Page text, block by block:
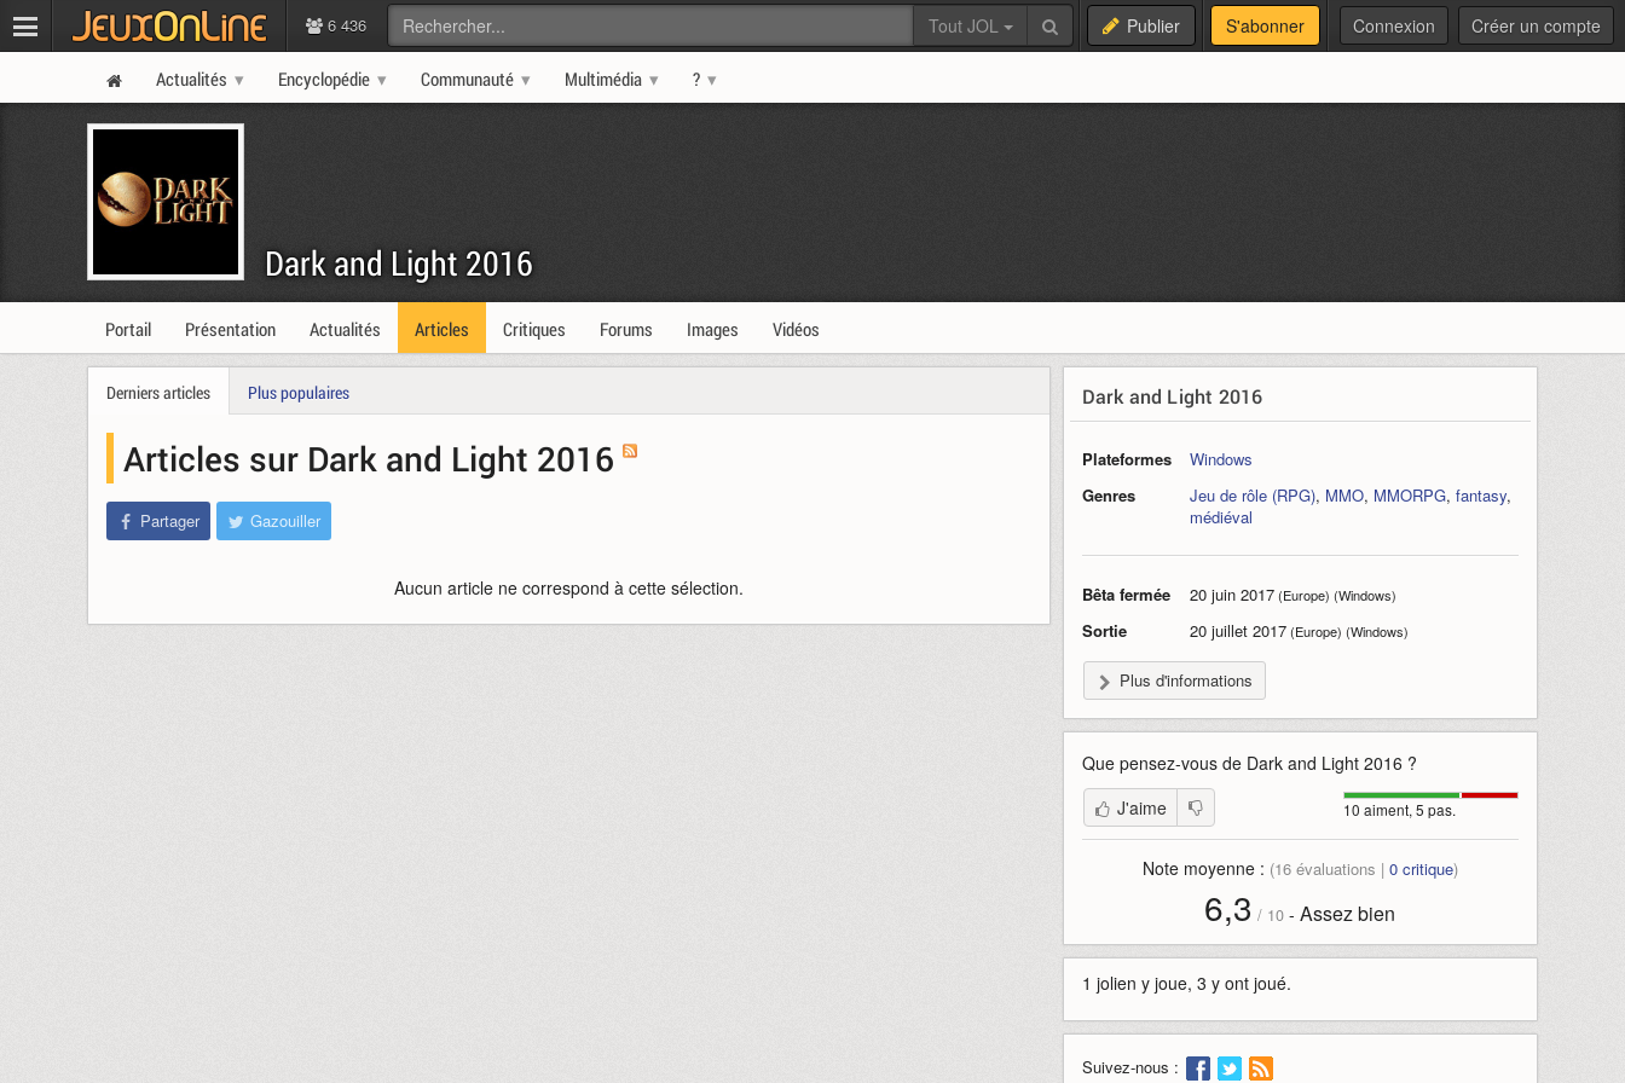
6 436 Tout JOL Publier S'abonner Connexion Créer un compte
Actualités Encyclopédie Communauté Multimédia ?
Dark and Light 2016
Portail Présentation Actualités Articles Critiques Forums Images Vidéos
Derniers articles Plus populaires
Articles sur Dark and Light 2016
Partager Gazouiller
Aucun article ne correspond à cette sélection.
Dark and Light 2016
Plateformes
Windows
Genres
Jeu de rôle (RPG), MMO, MMORPG, fantasy,
médiéval
Bêta fermée 20 juin 2017(Europe) (Windows)
Sortie 20 juillet 2017(Europe) (Windows)
Plus d'informations
Que pensez-vous de Dark and Light 2016 ?
10 aiment, 5 pas.
J'aime
Note moyenne : (16évaluations | 0critique)
6,3 / 10 -Assez bien
1 jolien y joue, 3 y ont joué.
Suivez-nous :